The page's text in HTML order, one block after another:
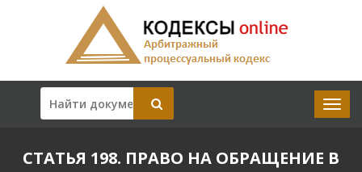
СТАТЬЯ 198. ПРАВО НА ОБРАЩЕНИЕ В